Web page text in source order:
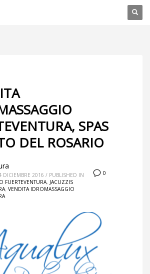
SPAS
DEL ROSARIO
0
DICIEMBRE 2016 / PUBLISHED IN
FUERTEVENTURA, JACUZZIS
, VENDITA IDROMASSAGGIO